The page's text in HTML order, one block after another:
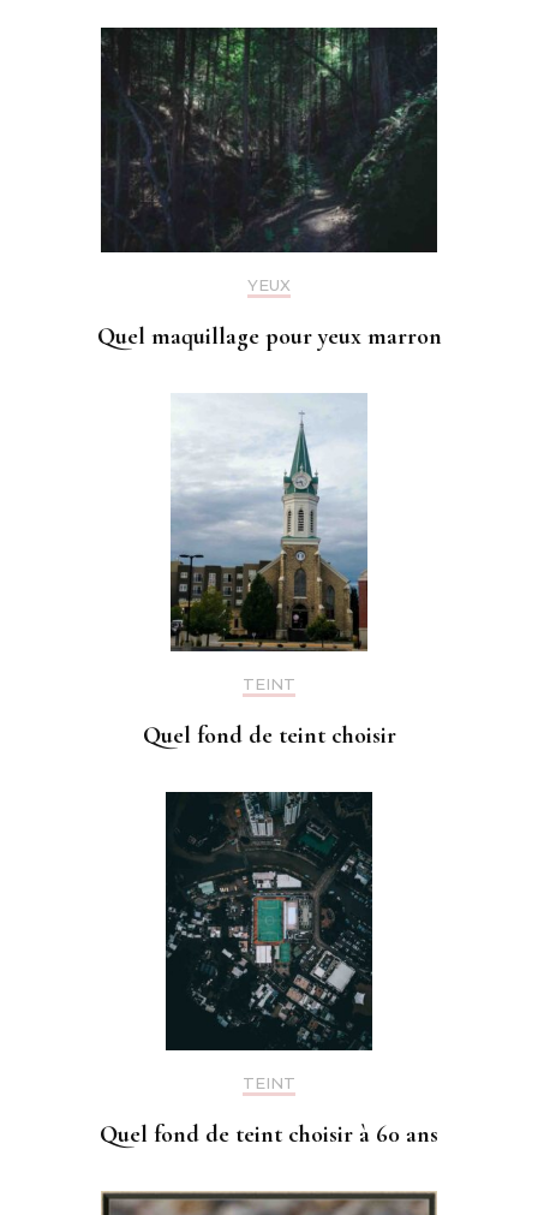
YEUX
Quel maquillage pour yeux marron
TEINT
Quel fond de teint choisir
TEINT
Quel fond de teint choisir à 60 ans